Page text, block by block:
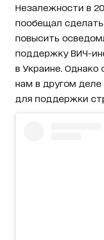
Незалежности в
пообещал
повысить
поддержку ВИЧ-
в Украине. Однако
нам в другом деле
для поддержки